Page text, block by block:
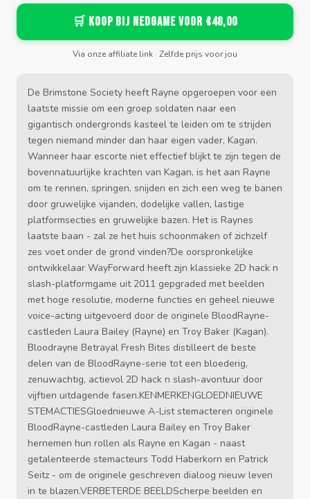
🛒 Koop bij Nedgame voor €48,00
Via onze affiliate link · Zelfde prijs voor jou
De Brimstone Society heeft Rayne opgeroepen voor een
laatste missie om een groep soldaten naar een
gigantisch ondergronds kasteel te leiden om te strijden
tegen niemand minder dan haar eigen vader, Kagan.
Wanneer haar escorte niet effectief blijkt te zijn tegen de
bovennatuurlijke krachten van Kagan, is het aan Rayne
om te rennen, springen, snijden en zich een weg te banen
door gruwelijke vijanden, dodelijke vallen, lastige
platformsecties en gruwelijke bazen. Het is Raynes
laatste baan - zal ze het huis schoonmaken of zichzelf
zes voet onder de grond vinden?De oorspronkelijke
ontwikkelaar WayForward heeft zijn klassieke 2D hack n
slash-platformgame uit 2011 gepgraded met beelden
met hoge resolutie, moderne functies en geheel nieuwe
voice-acting uitgevoerd door de originele BloodRayne-
castleden Laura Bailey (Rayne) en Troy Baker (Kagan).
Bloodrayne Betrayal Fresh Bites distilleert de beste
delen van de BloodRayne-serie tot een bloederig,
zenuwachtig, actievol 2D hack n slash-avontuur door
vijftien uitdagende fasen.KENMERKENGLOEDNIEUWE
STEMACTIESGloednieuwe A-List stemacteren originele
BloodRayne-castleden Laura Bailey en Troy Baker
hernemen hun rollen als Rayne en Kagan - naast
getalenteerde stemacteurs Todd Haberkorn en Patrick
Seitz - om de originele geschreven dialoog nieuw leven
in te blazen.VERBETERDE BEELDScherpe beelden en